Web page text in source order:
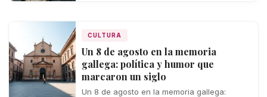
CULTURA
Un 8 de agosto en la memoria
gallega: política y humor que
marcaron un siglo
Un 8 de agosto en la memoria gallega: